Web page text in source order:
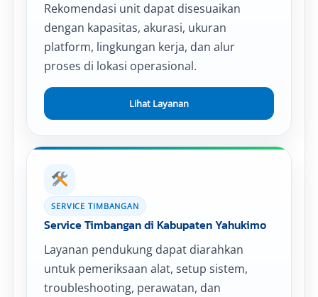
Rekomendasi unit dapat disesuaikan
dengan kapasitas, akurasi, ukuran
platform, lingkungan kerja, dan alur
proses di lokasi operasional.
Lihat Layanan
SERVICE TIMBANGAN
Service Timbangan di Kabupaten Yahukimo
Layanan pendukung dapat diarahkan
untuk pemeriksaan alat, setup sistem,
troubleshooting, perawatan, dan